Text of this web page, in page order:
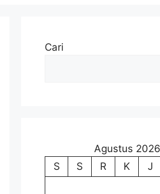
Cari
Agustus 2026
S
S R K J